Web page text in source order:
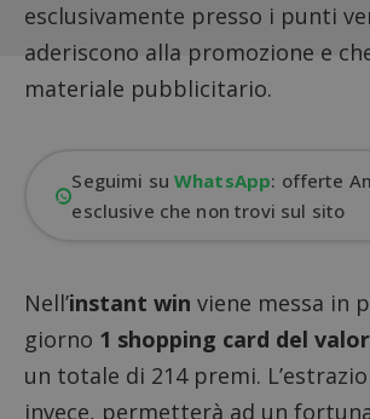
esclusivamente presso i punti
aderiscono alla promozione e
materiale pubblicitario.
Seguimi suWhatsApp: offerte
esclusive che non trovi sul sito
Nell’instant win viene messa in
giorno 1 shopping card del
un totale di 214 premi.
invece, permetterà ad un